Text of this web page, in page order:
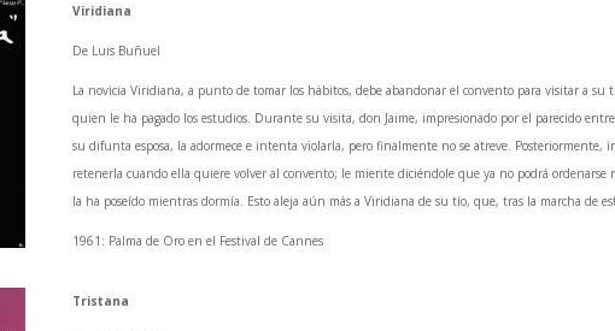
Viridiana
De Luis Buñuel
La novicia Viridiana, a punto de tomar los hábitos, debe abandonar el convento para visitar a su
quien le ha pagado los estudios. Durante su visita, don Jaime, impresionado por el parecido
su difunta esposa, la adormece e intenta violarla, pero finalmente no se atreve. Posteriormente,
retenerla cuando ella quiere volver al convento; le miente diciéndole que ya no podrá ordenarse
la ha poseído mientras dormía. Esto aleja aún más a Viridiana de su tío, que, tras la marcha de
1961: Palma de Oro en el Festival de Cannes
Tristana